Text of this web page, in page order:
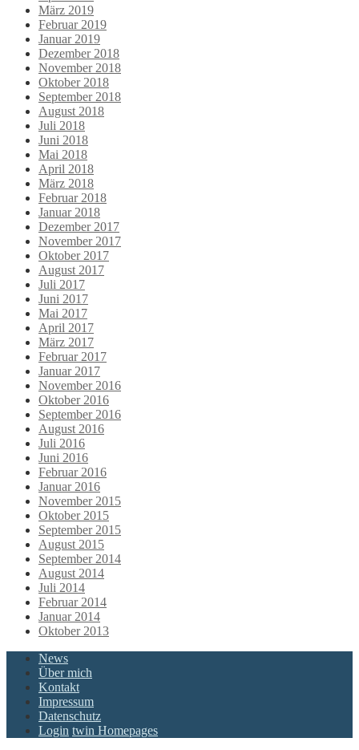
März 2019
Februar 2019
Januar 2019
Dezember 2018
November 2018
Oktober 2018
September 2018
August 2018
Juli 2018
Juni 2018
Mai 2018
April 2018
März 2018
Februar 2018
Januar 2018
Dezember 2017
November 2017
Oktober 2017
August 2017
Juli 2017
Juni 2017
Mai 2017
April 2017
März 2017
Februar 2017
Januar 2017
November 2016
Oktober 2016
September 2016
August 2016
Juli 2016
Juni 2016
Februar 2016
Januar 2016
November 2015
Oktober 2015
September 2015
August 2015
September 2014
August 2014
Juli 2014
Februar 2014
Januar 2014
Oktober 2013
News
Über mich
Kontakt
Impressum
Datenschutz
Login twin Homepages